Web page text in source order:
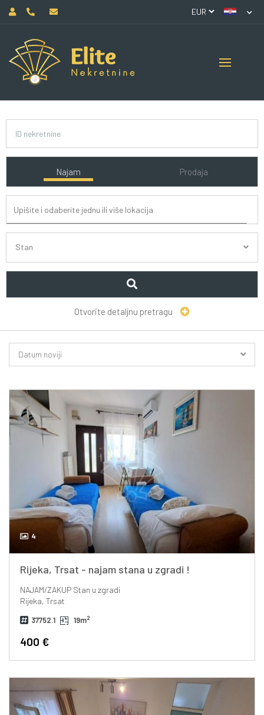
Najam Prodaja
Stan
Otvorite detaljnu pretragu
Datum noviji
4
Rijeka, Trsat - najam stana u zgradi !
NAJAM/ZAKUPStan u zgradi
Rijeka, Trsat
37752.1 19m2
400 €